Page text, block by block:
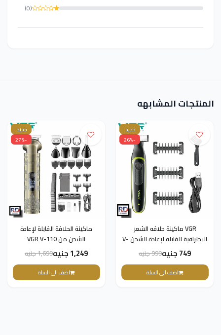
(0)
المنتجات المشابهه
جديد
-26%
VGR ماكينة حلاقه الشعر
الاحترافية القابلة لإعادة الشحن V-
017
749 جنيه 999 جنيه
اضف الى السلة
جديد
-27%
ماكينة الحلاقة القابلة لإعادة
الشحن من VGR V-110
1,249 جنيه 1,699 جنيه
اضف الى السلة